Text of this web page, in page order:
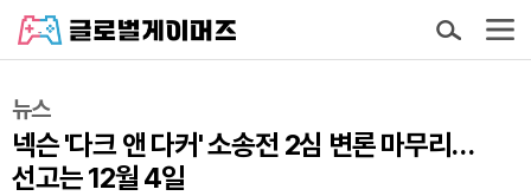
뉴스
넥슨 '다크 앤 다커' 소송전 2심 변론 마무리…
선고는 12월 4일